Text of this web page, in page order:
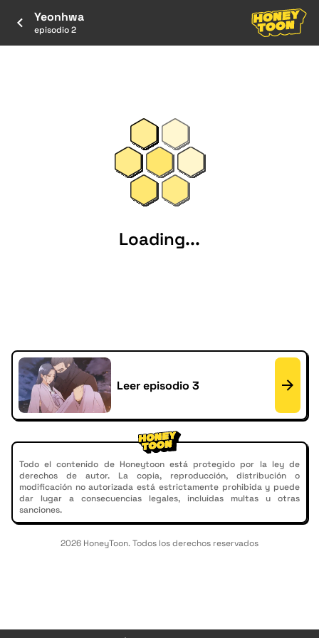
Yeonhwa
episodio 2
Loading...
Leer episodio 3
Todo el contenido de Honeytoon está protegido por la ley de
derechos de autor. La copia, reproducción, distribución o
modificación no autorizada está estrictamente prohibida y puede
dar lugar a consecuencias legales, incluidas multas u otras
sanciones.
2026 HoneyToon. Todos los derechos reservados